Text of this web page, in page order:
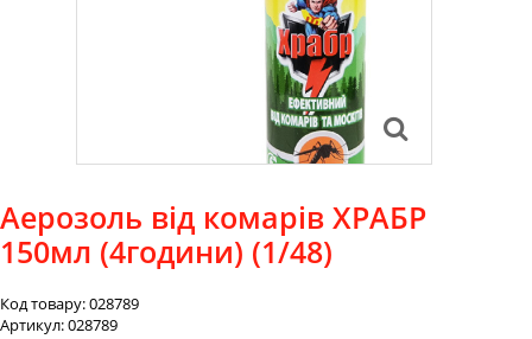
Аерозоль від комарів ХРАБР
150мл (4години) (1/48)
Код товару:028789
Артикул:028789